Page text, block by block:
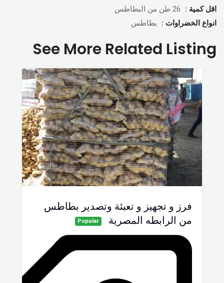
اقل كمية :
26 طن من البطاطس
انواع الخضراوات :
بطاطس
See More Related Listing
فرز و تجهيز و تعبئة وتصدير بطاطس
من الرابطه المصرية
Popular